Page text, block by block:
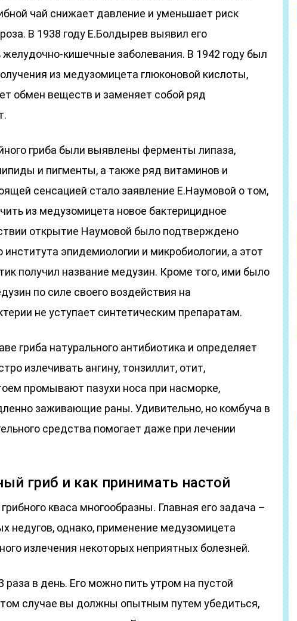
чай снижает давление и уменьшает риск
В 1938 году Е.Болдырев выявил его
желудочно-кишечные заболевания. В 1942 году был
из медузомицета глюконовой кислоты,
обмен веществ и заменяет собой ряд
гриба были выявлены ферменты липаза,
и пигменты, а также ряд витаминов и
сенсацией стало заявление Е.Наумовой о том,
из медузомицета новое бактерицидное
открытие Наумовой было подтверждено
эпидемиологии и микробиологии, а этот
получил название медузин. Кроме того, ими было
по силе своего воздействия на
не уступает синтетическим препаратам.
гриба натурального антибиотика и определяет
излечивать ангину, тонзиллит, отит,
промывают пазухи носа при насморке,
заживающие раны. Удивительно, но комбуча в
средства помогает даже при лечении
гриб и как принимать настой
кваса многообразны. Главная его задача –
недугов, однако, применение медузомицета
излечения некоторых неприятных болезней.
в день. Его можно пить утром на пустой
случае вы должны опытным путем убедиться,